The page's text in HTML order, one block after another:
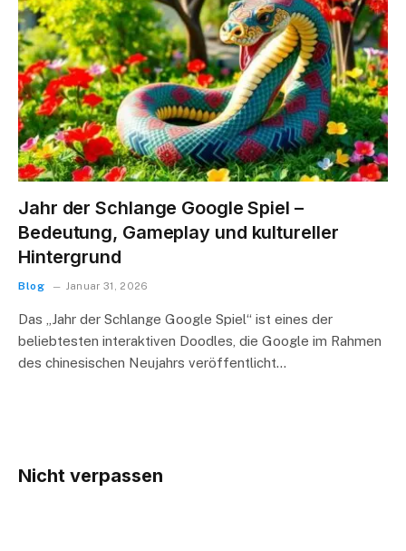
Jahr der Schlange Google Spiel –
Bedeutung, Gameplay und kultureller
Hintergrund
Blog Januar 31, 2026
Das „Jahr der Schlange Google Spiel“ ist eines der
beliebtesten interaktiven Doodles, die Google im Rahmen
des chinesischen Neujahrs veröffentlicht…
Nicht verpassen